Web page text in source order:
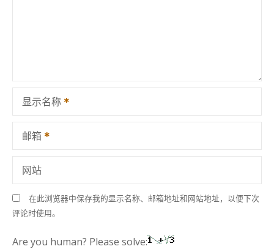
显示名称
邮箱
网站
在此浏览器中保存我的显示名称、邮箱地址和网站地址，以便下次
评论时使用。
Are you human? Please solve: